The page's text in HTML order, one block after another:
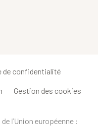
de confidentialité
Gestion des cookies
l’Union européenne :